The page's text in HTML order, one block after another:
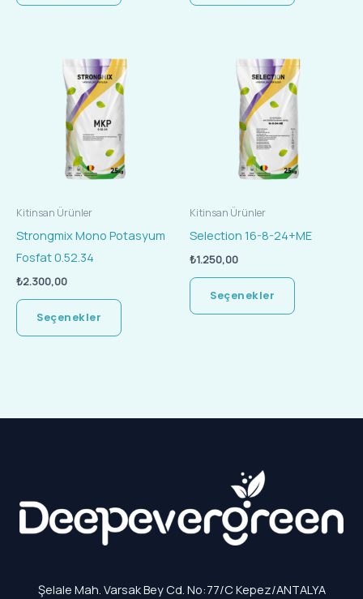
Kitinsan Ürünler
Strongmix Mono Potasyum
Fosfat 0.52.34
₺2.300,00
Seçenekler
ürünün
birden
varyasyonu
var.
Seçenekler
seçilebilir
Kitinsan Ürünler
Selection 16-8-24+ME
₺1.250,00
Seçenekler
ürünün
birden
var.
Seçenekler
Şelale Mah. Varsak Bey Cd. No:77/C Kepez/ANTALYA